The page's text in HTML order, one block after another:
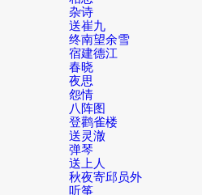
杂诗
送崔九
终南望余雪
宿建德江
春晓
夜思
怨情
八阵图
登鹳雀楼
送灵澈
弹琴
送上人
秋夜寄邱员外
听筝